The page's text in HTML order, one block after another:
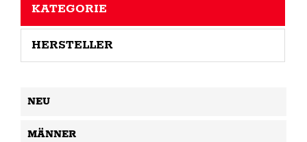
KATEGORIE
HERSTELLER
NEU
MÄNNER